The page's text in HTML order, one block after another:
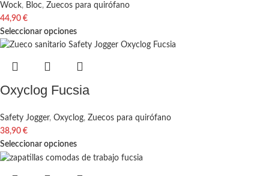
Wock, Bloc, Zuecos para quirófano
44,90 €
Seleccionar opciones
Oxyclog Fucsia
Safety Jogger, Oxyclog, Zuecos para quirófano
38,90 €
Seleccionar opciones